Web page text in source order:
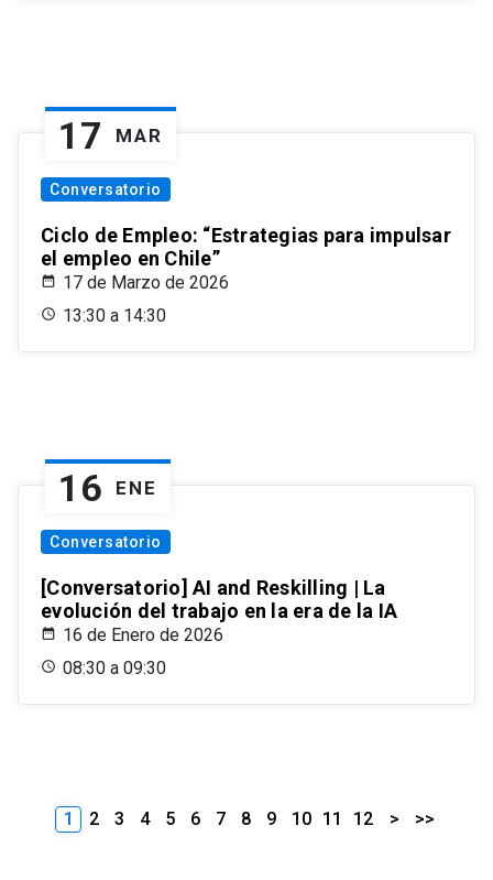
17 MAR
Conversatorio
Ciclo de Empleo: “Estrategias para impulsar
el empleo en Chile”
17 de Marzo de 2026
13:30 a 14:30
16 ENE
Conversatorio
[Conversatorio] AI and Reskilling | La
evolución del trabajo en la era de la IA
16 de Enero de 2026
08:30 a 09:30
1 2 3 4 5 6 7 8 9 10 11 12 > >>